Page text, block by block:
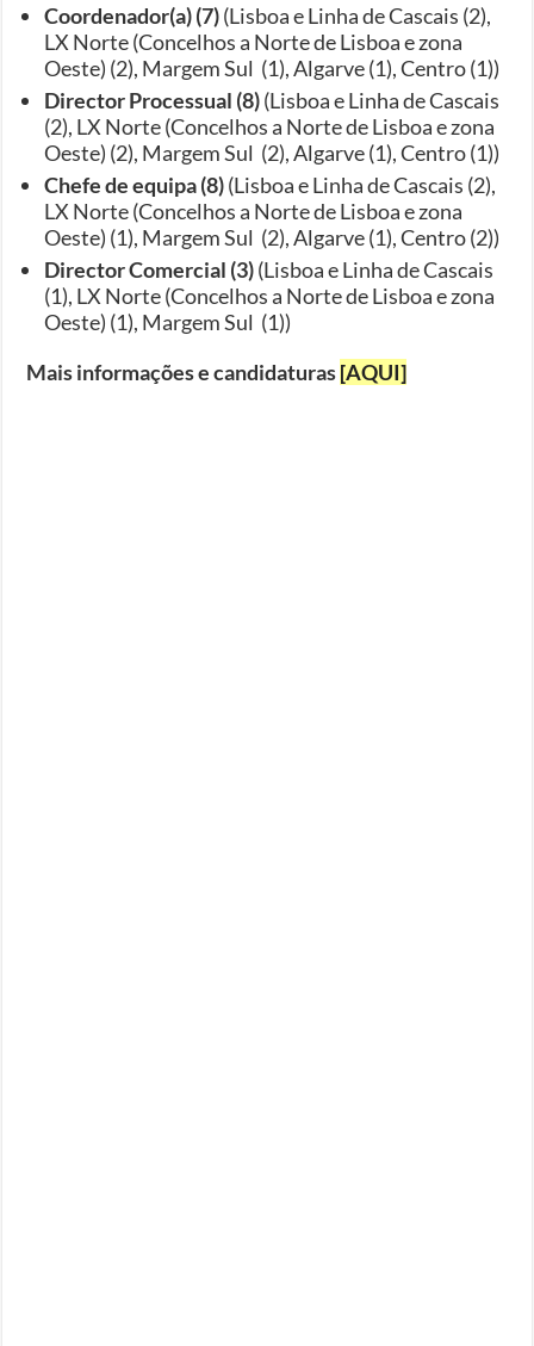
Coordenador(a) (7)(Lisboa e Linha de Cascais (2),
LX Norte (Concelhos a Norte de Lisboa e zona
Oeste) (2), Margem Sul (1), Algarve (1), Centro (1))
Director Processual (8)(Lisboa e Linha de Cascais
(2), LX Norte (Concelhos a Norte de Lisboa e zona
Oeste) (2), Margem Sul (2), Algarve (1), Centro (1))
Chefe de equipa (8)(Lisboa e Linha de Cascais (2),
LX Norte (Concelhos a Norte de Lisboa e zona
Oeste) (1), Margem Sul (2), Algarve (1), Centro (2))
Director Comercial (3)(Lisboa e Linha de Cascais
(1), LX Norte (Concelhos a Norte de Lisboa e zona
Oeste) (1), Margem Sul (1))
Mais informações e candidaturas[AQUI]